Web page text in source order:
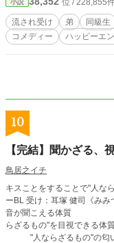
小説 位 / 228,855
流され受け 弟 同級生
コメディー
ハッピーエ
10
【完結】聞かざる、
鳥居之イチ
キスことをすることで"人な
ーBL 受け：耳塚 健司《みみづか けんじ》 "人ならざるもの"の声や発した
音が聞こえる体質 × 攻め：目黒 徹《めぐろ とおる》 "人な
らざるもの"を目視できる体質 × 攻め：猪鼻 楽《いのはな らく
"人ならざるもの"の匂いを感じ取れる体質